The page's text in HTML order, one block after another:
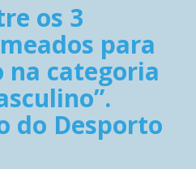
os 3
para
categoria
do Desporto